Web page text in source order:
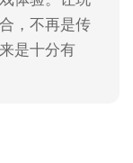
，不再是传
是十分有